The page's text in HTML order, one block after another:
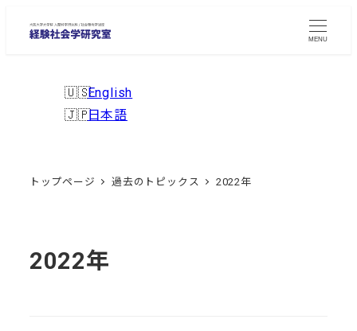
MENU
English
日本語
トップページ 過去のトピックス 2022年
2022年